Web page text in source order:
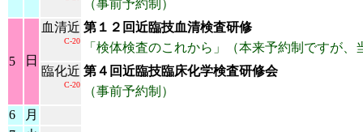
（事前予約制）
5 日
血清近
C-20
第１２回近臨技血清検査研修
「検体検査のこれから」（本来予約制ですが
臨化近
C-20
第４回近臨技臨床化学検査研修会
（事前予約制）
6
月